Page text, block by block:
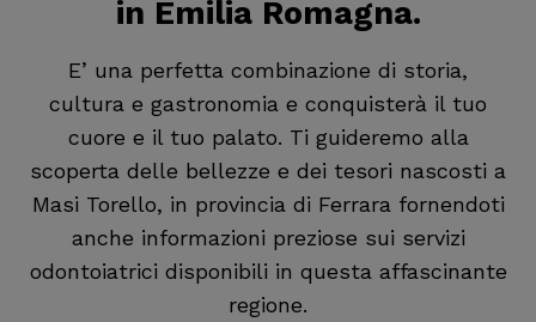
in Emilia Romagna.
E’ una perfetta combinazione di storia,
cultura e gastronomia e conquisterà il tuo
cuore e il tuo palato. Ti guideremo alla
scoperta delle bellezze e dei tesori nascosti a
Masi Torello, in provincia di Ferrara fornendoti
anche informazioni preziose sui servizi
odontoiatrici disponibili in questa affascinante
regione.